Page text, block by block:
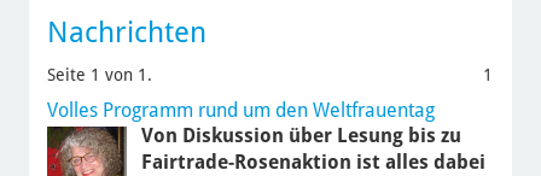
Nachrichten
Seite 1 von 1. 1
Volles Programm rund um den Weltfrauentag
Von Diskussion über Lesung bis zu
Fairtrade-Rosenaktion ist alles dabei